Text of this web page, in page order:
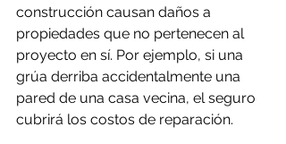
construcción causan daños a
propiedades que no pertenecen al
proyecto en sí. Por ejemplo, si una
grúa derriba accidentalmente una
pared de una casa vecina, el seguro
cubrirá los costos de reparación.